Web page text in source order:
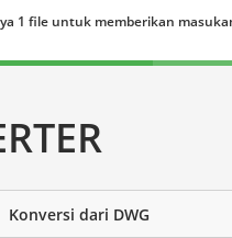
1 file untuk memberikan
Konversi dari DWG